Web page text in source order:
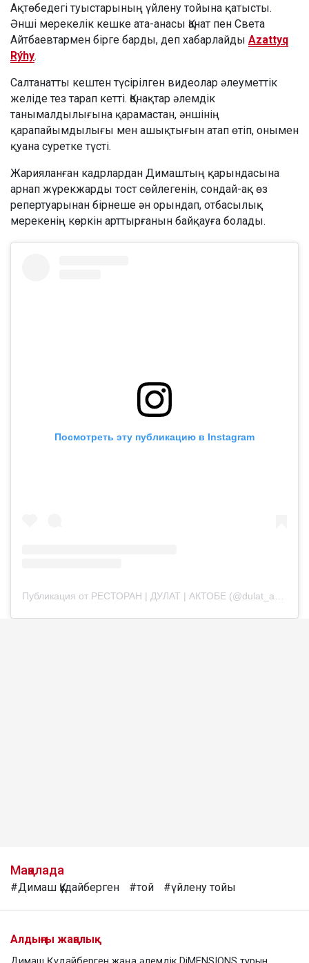
Ақтөбедегі туыстарының үйлену тойына қатысты.
Әнші мерекелік кешке ата-анасы Қанат пен Света
Айтбаевтармен бірге барды, деп хабарлайды Azattyq
Rýhy.
Салтанатты кештен түсірілген видеолар әлеуметтік
желіде тез тарап кетті. Қонақтар әлемдік
танымалдылығына қарамастан, әншінің
қарапайымдылығы мен ашықтығын атап өтіп, онымен
қуана суретке түсті.
Жарияланған кадрлардан Димаштың қарындасына
арнап жүрекжарды тост сөйлегенін, сондай-ақ өз
репертуарынан бірнеше ән орындап, отбасылық
мерекенің көркін арттырғанын байқауға болады.
Посмотреть эту публикацию в Instagram
Мақалада
#Димаш Құдайберген #той #үйлену тойы
Алдыңғы жаңалық